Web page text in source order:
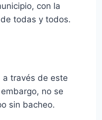
con la
todas y todos.
a través de este
no se
sin bacheo.